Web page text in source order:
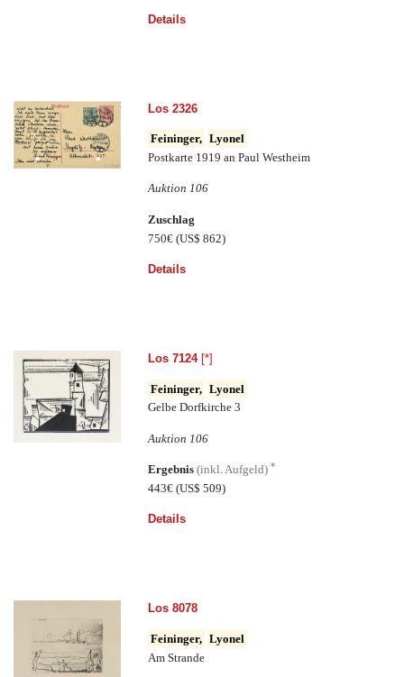
Details
Los 2326
Feininger, Lyonel
Postkarte 1919 an Paul Westheim
Auktion 106
Zuschlag
750€(US$ 862)
Details
Los 7124[*]
Feininger, Lyonel
Gelbe Dorfkirche 3
Auktion 106
Ergebnis(inkl. Aufgeld)*
443€(US$ 509)
Details
Los 8078
Feininger, Lyonel
Am Strande